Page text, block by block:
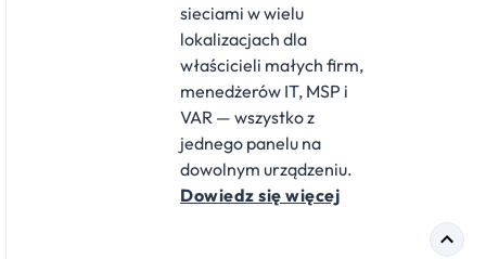
sieciami w wielu
lokalizacjach dla
właścicieli małych firm,
menedżerów IT, MSP i
VAR — wszystko z
jednego panelu na
dowolnym urządzeniu.
Dowiedz się więcej